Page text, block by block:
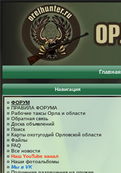
Главная
Навигация
¤ ФОРУМ
¤ ПРАВИЛА ФОРУМА
¤ Рабочие таксы Орла и области
¤ Обратная связь
¤ Доска объявлений
¤ Поиск
¤ Карты охотугодий Орловской области
¤ Файлы
¤ FAQ
¤ Все новости
¤ Наш YouTube канал
¤ Наши фотоальбомы
¤ Мы в VK